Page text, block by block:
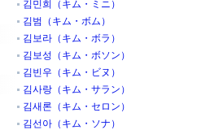
김민희（キム・ミニ）
김범（キム・ボム）
김보라（キム・ボラ）
김보성（キム・ボソン）
김빈우（キム・ビヌ）
김사랑（キム・サラン）
김새론（キム・セロン）
김선아（キム・ソナ）